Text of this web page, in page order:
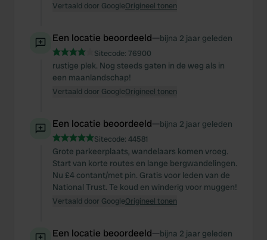
Vertaald door GoogleOrigineel tonen
Een locatie beoordeeld—bijna 2 jaar geleden
Sitecode: 76900
rustige plek. Nog steeds gaten in de weg als in
een maanlandschap!
Vertaald door GoogleOrigineel tonen
Een locatie beoordeeld—bijna 2 jaar geleden
Sitecode: 44581
Grote parkeerplaats, wandelaars komen vroeg.
Start van korte routes en lange bergwandelingen.
Nu £4 contant/met pin. Gratis voor leden van de
National Trust. Te koud en winderig voor muggen!
Vertaald door GoogleOrigineel tonen
Een locatie beoordeeld—bijna 2 jaar geleden